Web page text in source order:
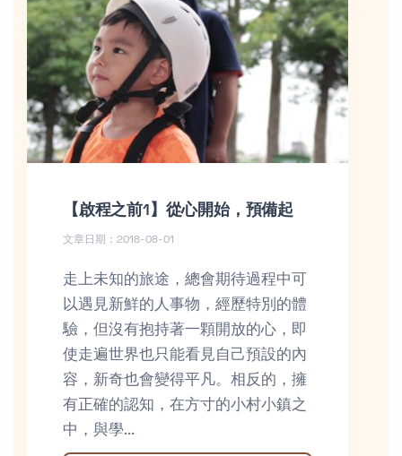
【啟程之前1】從心開始，預備起
文章日期：2018-08-01
走上未知的旅途，總會期待過程中可
以遇見新鮮的人事物，經歷特別的體
驗，但沒有抱持著一顆開放的心，即
使走遍世界也只能看見自己預設的內
容，新奇也會變得平凡。相反的，擁
有正確的認知，在方寸的小村小鎮之
中，與學...